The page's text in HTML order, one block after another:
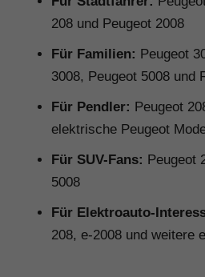
208 und Peugeot 2008
Für Familien: Peugeot
3008, Peugeot 5008 und
Für Pendler: Peugeot
elektrische Peugeot
Für SUV-Fans: Peugeot
5008
Für Elektroauto-
208, e-2008 und weitere